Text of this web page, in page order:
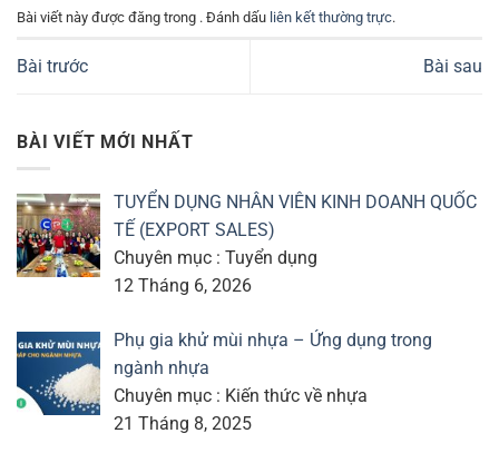
Bài viết này được đăng trong . Đánh dấu liên kết thường trực.
Bài trước Bài sau
BÀI VIẾT MỚI NHẤT
TUYỂN DỤNG NHÂN VIÊN KINH DOANH QUỐC
TẾ (EXPORT SALES)
Chuyên mục : Tuyển dụng
12 Tháng 6, 2026
Phụ gia khử mùi nhựa – Ứng dụng trong
ngành nhựa
Chuyên mục : Kiến thức về nhựa
21 Tháng 8, 2025